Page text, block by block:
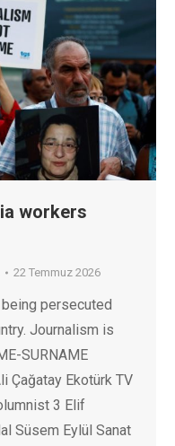
workers
22 Temmuz 2026
persecuted
Journalism is
SURNAME
Çağatay Ekotürk TV
3 Elif
Süsem Eylül Sanat